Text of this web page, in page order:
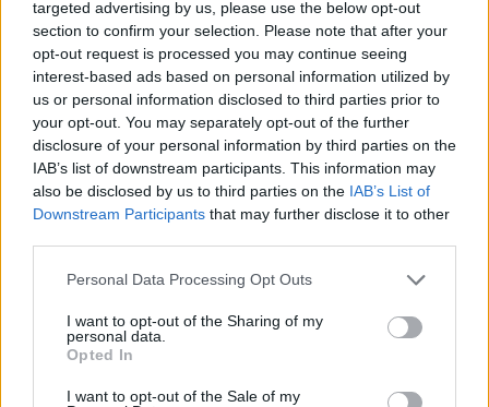
targeted advertising by us, please use the below opt-out
section to confirm your selection. Please note that after your
opt-out request is processed you may continue seeing
interest-based ads based on personal information utilized by
us or personal information disclosed to third parties prior to
your opt-out. You may separately opt-out of the further
disclosure of your personal information by third parties on the
IAB’s list of downstream participants. This information may
also be disclosed by us to third parties on the IAB’s List of
Downstream Participants that may further disclose it to other
Personal Data Processing Opt Outs
I want to opt-out of the Sharing of my
personal data.
Opted In
I want to opt-out of the Sale of my
Δήμητρα Δερζέκου: «Λέω τη δική μου
αλήθεια»
Συνεντεύξεις 18/11/2025
Τζεφ Μοντάνα: «Κανένας δεν μπορεί
να σου πει ποιος είσαι»